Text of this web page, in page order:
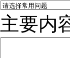
主要内